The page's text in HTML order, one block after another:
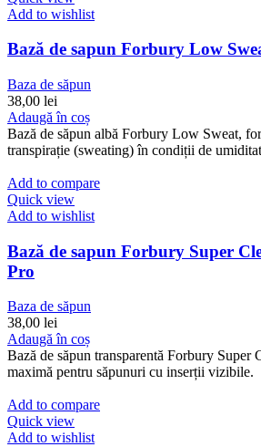
Add to wishlist
Bază de sapun Forbury Low
Baza de săpun
38,00 lei
Adaugă în coș
Bază de săpun albă Forbury Low Sweat,
transpirație (sweating) în condiții de
Add to compare
Quick view
Add to wishlist
Bază de sapun Forbury Super
Pro
Baza de săpun
38,00 lei
Adaugă în coș
Bază de săpun transparentă Forbury Super
maximă pentru săpunuri cu inserții vizibile.
Add to compare
Quick view
Add to wishlist